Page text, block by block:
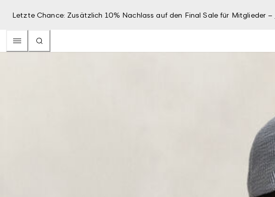
Letzte Chance: Zusätzlich 10% Nachlass auf den Final Sale für Mitglieder –